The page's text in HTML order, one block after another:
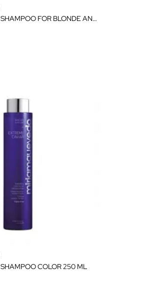
EXTREME CAVIAR SHAMPOO FOR BLONDE AND SILVER HAIR 250 ML
COLOR 250 ML